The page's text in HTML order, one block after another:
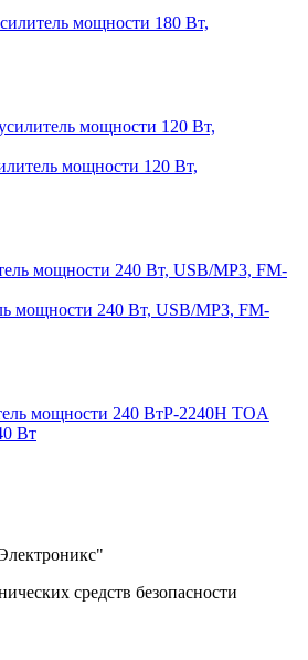
мощности 180 Вт,
мощности 120 Вт,
мощности 240 Вт, USB/MP3, FM-
P-2240H TOA
Вт
средств безопасности